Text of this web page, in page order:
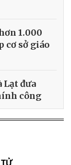
1.000
cơ sở giáo
Lạt đưa
công